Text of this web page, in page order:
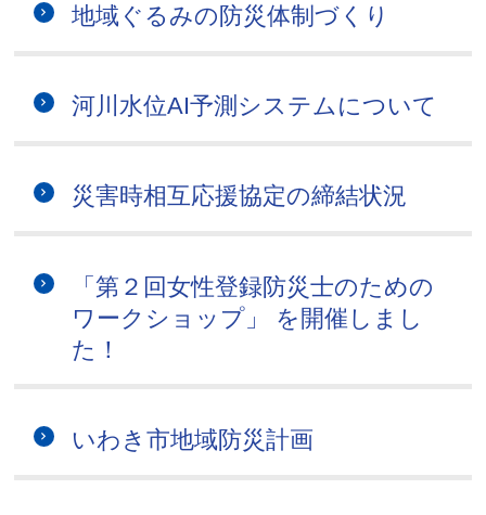
地域ぐるみの防災体制づくり
河川水位AI予測システムについて
災害時相互応援協定の締結状況
「第２回女性登録防災士のための
ワークショップ」 を開催しまし
た！
いわき市地域防災計画